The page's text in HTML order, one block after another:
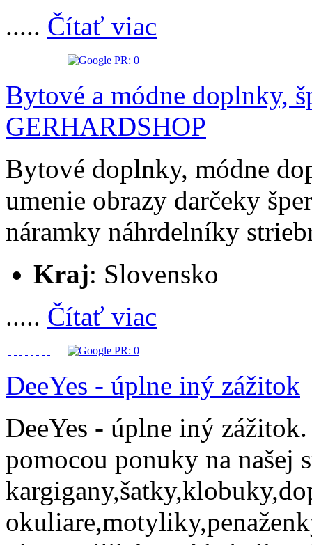
..... Čítať viac
Bytové a módne doplnky,
GERHARDSHOP
Bytové doplnky, módne
umenie obrazy darčeky
náramky náhrdelníky
Kraj: Slovensko
..... Čítať viac
DeeYes - úplne iný zážitok
DeeYes - úplne iný
pomocou ponuky na našej